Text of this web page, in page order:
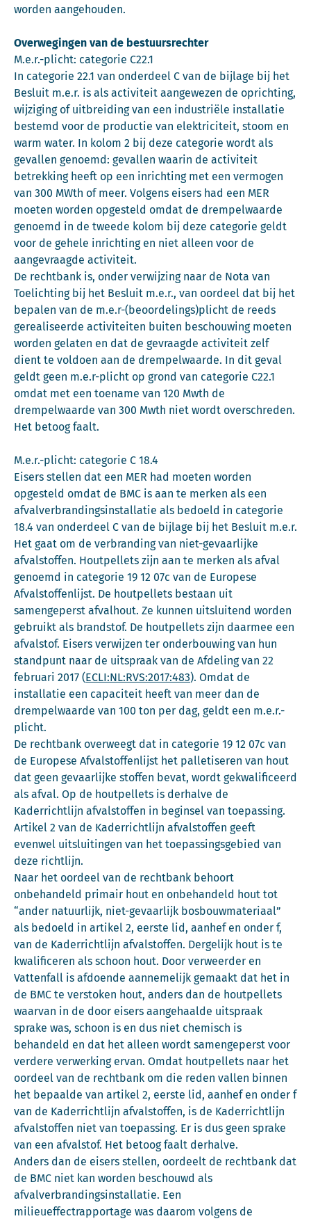
worden aangehouden.
Overwegingen van de bestuursrechter
M.e.r.-plicht: categorie C22.1
In categorie 22.1 van onderdeel C van de bijlage bij het
Besluit m.e.r. is als activiteit aangewezen de oprichting,
wijziging of uitbreiding van een industriële installatie
bestemd voor de productie van elektriciteit, stoom en
warm water. In kolom 2 bij deze categorie wordt als
gevallen genoemd: gevallen waarin de activiteit
betrekking heeft op een inrichting met een vermogen
van 300 MWth of meer. Volgens eisers had een MER
moeten worden opgesteld omdat de drempelwaarde
genoemd in de tweede kolom bij deze categorie geldt
voor de gehele inrichting en niet alleen voor de
aangevraagde activiteit.
De rechtbank is, onder verwijzing naar de Nota van
Toelichting bij het Besluit m.e.r., van oordeel dat bij het
bepalen van de m.e.r-(beoordelings)plicht de reeds
gerealiseerde activiteiten buiten beschouwing moeten
worden gelaten en dat de gevraagde activiteit zelf
dient te voldoen aan de drempelwaarde. In dit geval
geldt geen m.e.r-plicht op grond van categorie C22.1
omdat met een toename van 120 Mwth de
drempelwaarde van 300 Mwth niet wordt overschreden.
Het betoog faalt.
M.e.r.-plicht: categorie C 18.4
Eisers stellen dat een MER had moeten worden
opgesteld omdat de BMC is aan te merken als een
afvalverbrandingsinstallatie als bedoeld in categorie
18.4 van onderdeel C van de bijlage bij het Besluit m.e.r.
Het gaat om de verbranding van niet-gevaarlijke
afvalstoffen. Houtpellets zijn aan te merken als afval
genoemd in categorie 19 12 07c van de Europese
Afvalstoffenlijst. De houtpellets bestaan uit
samengeperst afvalhout. Ze kunnen uitsluitend worden
gebruikt als brandstof. De houtpellets zijn daarmee een
afvalstof. Eisers verwijzen ter onderbouwing van hun
standpunt naar de uitspraak van de Afdeling van 22
februari 2017 (ECLI:NL:RVS:2017:483). Omdat de
installatie een capaciteit heeft van meer dan de
drempelwaarde van 100 ton per dag, geldt een m.e.r.-
plicht.
De rechtbank overweegt dat in categorie 19 12 07c van
de Europese Afvalstoffenlijst het palletiseren van hout
dat geen gevaarlijke stoffen bevat, wordt gekwalificeerd
als afval. Op de houtpellets is derhalve de
Kaderrichtlijn afvalstoffen in beginsel van toepassing.
Artikel 2 van de Kaderrichtlijn afvalstoffen geeft
evenwel uitsluitingen van het toepassingsgebied van
deze richtlijn.
Naar het oordeel van de rechtbank behoort
onbehandeld primair hout en onbehandeld hout tot
“ander natuurlijk, niet-gevaarlijk bosbouwmateriaal”
als bedoeld in artikel 2, eerste lid, aanhef en onder f,
van de Kaderrichtlijn afvalstoffen. Dergelijk hout is te
kwalificeren als schoon hout. Door verweerder en
Vattenfall is afdoende aannemelijk gemaakt dat het in
de BMC te verstoken hout, anders dan de houtpellets
waarvan in de door eisers aangehaalde uitspraak
sprake was, schoon is en dus niet chemisch is
behandeld en dat het alleen wordt samengeperst voor
verdere verwerking ervan. Omdat houtpellets naar het
oordeel van de rechtbank om die reden vallen binnen
het bepaalde van artikel 2, eerste lid, aanhef en onder f
van de Kaderrichtlijn afvalstoffen, is de Kaderrichtlijn
afvalstoffen niet van toepassing. Er is dus geen sprake
van een afvalstof. Het betoog faalt derhalve.
Anders dan de eisers stellen, oordeelt de rechtbank dat
de BMC niet kan worden beschouwd als
afvalverbrandingsinstallatie. Een
milieueffectrapportage was daarom volgens de